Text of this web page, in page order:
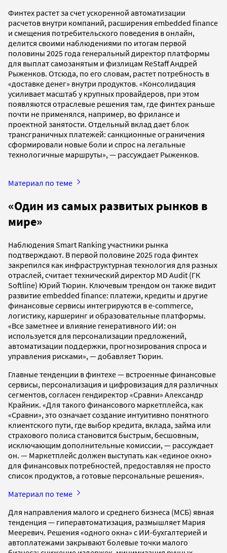
Финтех растет за счет ускоренной автоматизации
расчетов внутри компаний, расширения embedded finance
и смещения потребительского поведения в онлайн,
делится своими наблюдениями по итогам первой
половины 2025 года генеральный директор платформы
для выплат самозанятым и физлицам ReStaff Андрей
Рыженков. Отсюда, по его словам, растет потребность в
«доставке денег» внутри продуктов. «Консолидация
усиливает масштаб у крупных провайдеров, при этом
появляются отраслевые решения там, где финтех раньше
почти не применялся, например, во фрилансе и
проектной занятости. Отдельный вклад дает блок
трансграничных платежей: санкционные ограничения
сформировали новые боли и спрос на легальные
технологичные маршруты», — рассуждает Рыженков.
Материал по теме
«Один из самых развитых рынков в
мире»
Наблюдения Smart Ranking участники рынка
подтверждают. В первой половине 2025 года финтех
закрепился как инфраструктурная технология для разных
отраслей, считает технический директор MD Audit (ГК
Softline) Юрий Тюрин. Ключевым трендом он также видит
развитие embedded finance: платежи, кредиты и другие
финансовые сервисы интегрируются в e-commerce,
логистику, каршеринг и образовательные платформы.
«Все заметнее и влияние генеративного ИИ: он
используется для персонализации предложений,
автоматизации поддержки, прогнозирования спроса и
управления рисками», — добавляет Тюрин.
Главные тенденции в финтехе — встроенные финансовые
сервисы, персонализация и цифровизация для различных
сегментов, согласен гендиректор «Сравни» Александр
Крайник. «Для такого финансового маркетплейса, как
«Сравни», это означает создание интуитивно понятного
клиентского пути, где выбор кредита, вклада, займа или
страхового полиса становится быстрым, бесшовным,
исключающим дополнительные комиссии, — рассуждает
он. — Маркетплейс должен выступать как «единое окно»
для финансовых потребностей, предоставляя не просто
список продуктов, а готовые персональные решения».
Материал по теме
Для направления малого и среднего бизнеса (МСБ) явная
тенденция — гиперавтоматизация, размышляет Мария
Мееревич. Решения «одного окна» с ИИ-бухгалтерией и
автоплатежами закрывают болевые точки малого